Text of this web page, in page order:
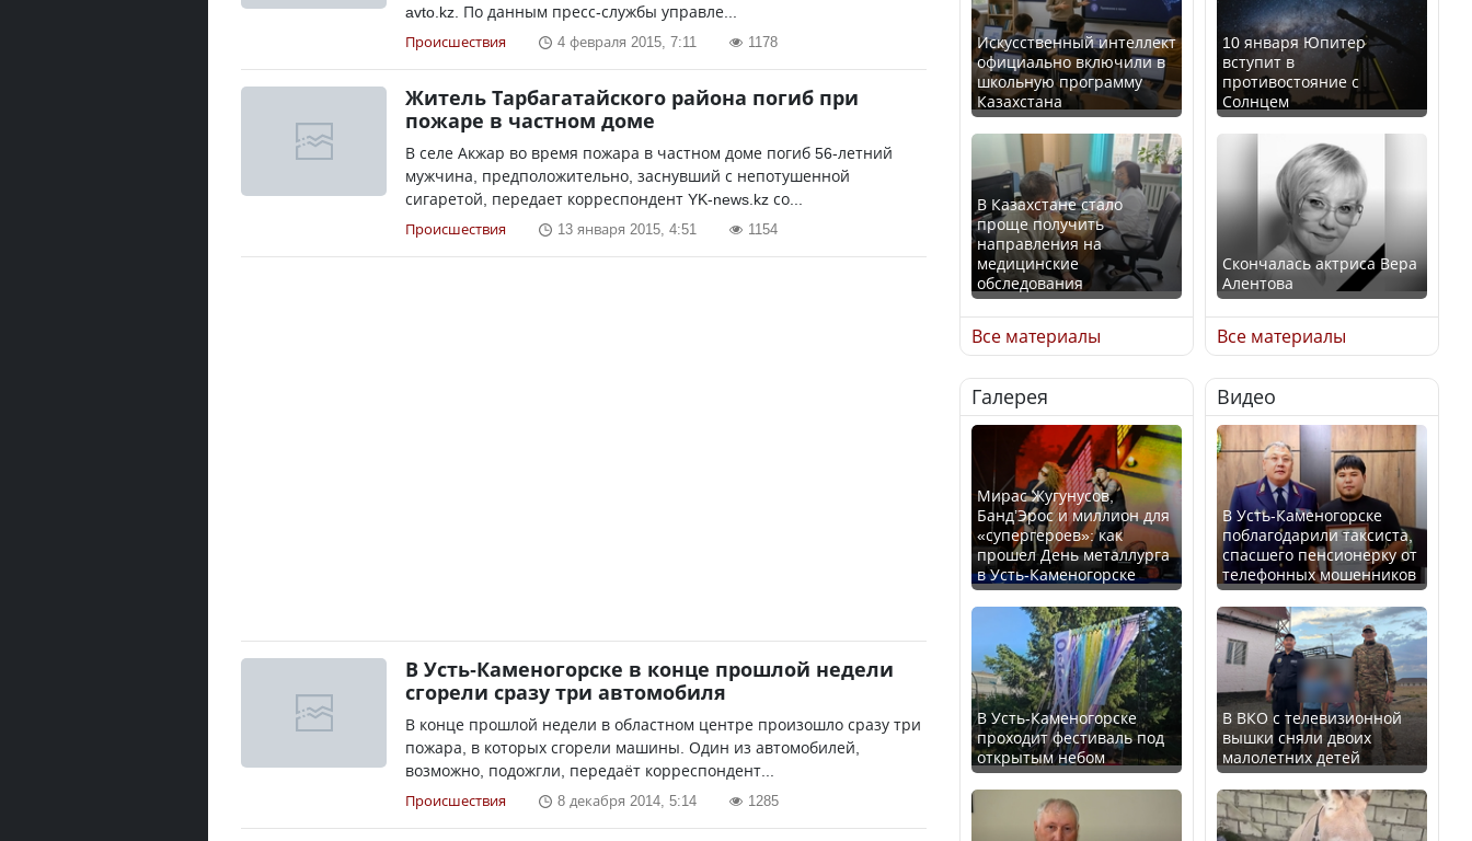
avto.kz. По данным пресс-службы управле...
Происшествия 4 февраля 2015, 7:11 1178
Житель Тарбагатайского района погиб при
пожаре в частном доме
В селе Акжар во время пожара в частном доме погиб 56-летний
мужчина, предположительно, заснувший с непотушенной
сигаретой, передает корреспондент YK-news.kz со...
Происшествия 13 января 2015, 4:51 1154
В Усть-Каменогорске в конце прошлой недели
сгорели сразу три автомобиля
В конце прошлой недели в областном центре произошло сразу три
пожара, в которых сгорели машины. Один из автомобилей,
возможно, подожгли, передаёт корреспондент...
Происшествия 8 декабря 2014, 5:14 1285
Искусственный интеллект
официально включили в
школьную программу
Казахстана
В Казахстане стало
проще получить
направления на
медицинские
обследования
Қазақстан Орталық Азия
елдері арасында әл-ауқат
индексінде көш бастады
Казахстан возглавил
рейтинг благополучия
среди стран Центральной
Азии
Будут ли представлены
интересы регионов в
Курултае?
Все материалы
10 января Юпитер
вступит в
противостояние с
Солнцем
Скончалась актриса Вера
Алентова
В РФ вынесен заочный
приговор по уголовному
делу об убийстве Игоря
Талькова
В России введены
дополнительные
ограничения для
казахстанских прав
Трамп официально
вступил в должность
президента США
Все материалы
Галерея
Мирас Жугунусов,
Банд’Эрос и миллион для
«супергероев»: как
прошел День металлурга
в Усть-Каменогорске
В Усть-Каменогорске
проходит фестиваль под
открытым небом
Видео
В Усть-Каменогорске
поблагодарили таксиста,
спасшего пенсионерку от
телефонных мошенников
В ВКО с телевизионной
вышки сняли двоих
малолетних детей